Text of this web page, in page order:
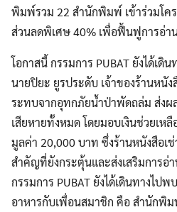
Search
for:
พิมพ์รวม 22 สำนักพิมพ์ เข้าร่วมโค
ส่วนลดพิเศษ 40% เพื่อฟื้นฟูการอ่
โอกาสนี้ กรรมการ PUBAT ยังได้เดิ
นายปิยะ ยูรประดับ เจ้าของร้านหนัง
ระทบจากอุทกภัยน้ำป่าพัดถล่ม ส่งผ
เสียหายทั้งหมด โดยมอบเงินช่วยเห
มูลค่า 20,000 บาท ซึ่งร้านหนังสือเ
สำคัญที่ยังกระตุ้นและส่งเสริมการอ่
กรรมการ PUBAT ยังได้เดินทางไป
อาหารกับเพื่อนสมาชิก คือ สำนักพิม